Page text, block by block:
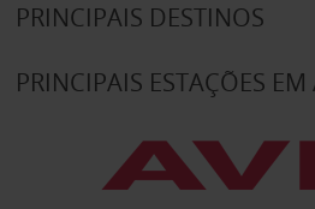
PRINCIPAIS DESTINOS
PRINCIPAIS ESTAÇÕES